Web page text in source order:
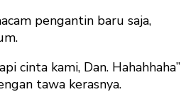
pengantin baru saja,
cinta kami, Dan. Hahahhaha”
tawa kerasnya.